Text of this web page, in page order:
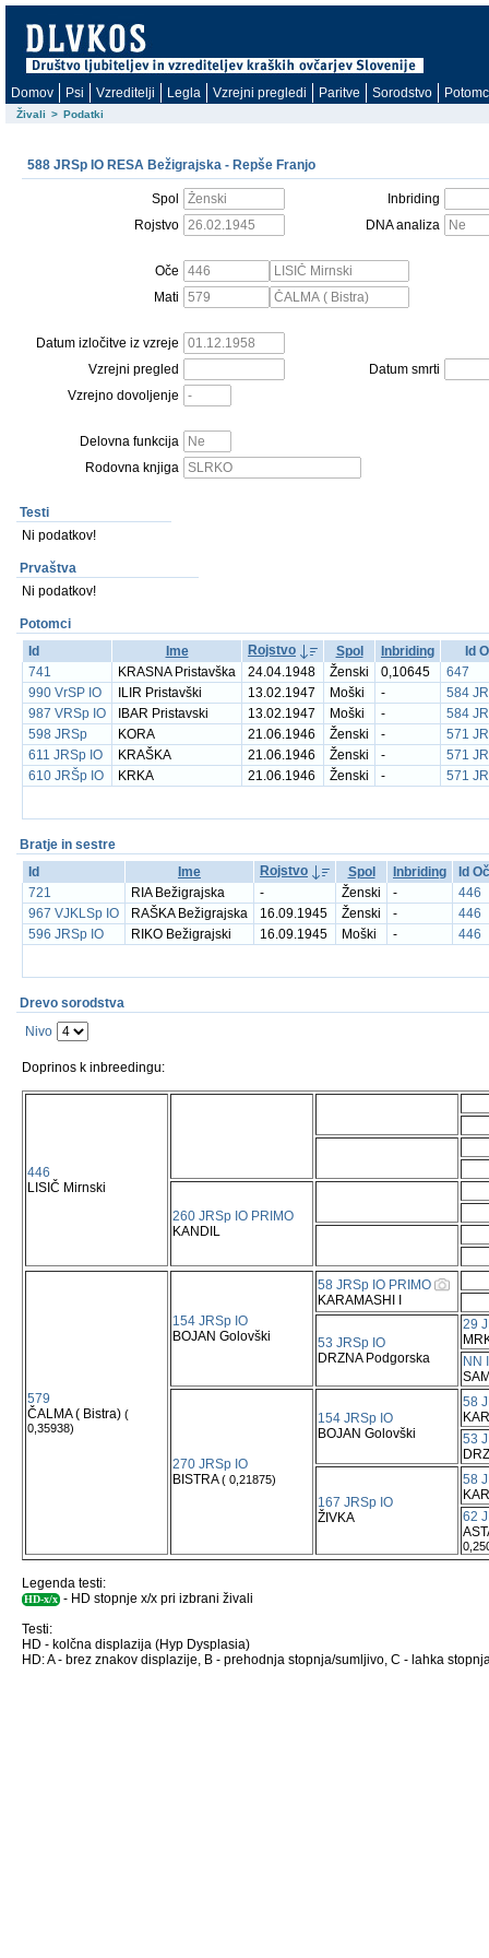
Domov Psi Vzreditelji Legla Vzrejni pregledi Paritve Sorodstvo
Živali > Podatki
588 JRSp IO RESA Bežigrajska - Repše Franjo
Spol
Inbriding
Rojstvo
DNA analiza
Oče
Mati
Datum izločitve iz vzreje
Vzrejni pregled
Datum smrti
Vzrejno dovoljenje
Delovna funkcija
Rodovna knjiga
Testi
Ni podatkov!
Prvaštva
Ni podatkov!
Potomci
Id
Ime Rojstvo Spol Inbriding
Id
741
KRASNA Pristavška 24.04.1948 Ženski 0,10645
647
990 VrSP IO
ILIR Pristavški 13.02.1947 Moški -
584
987 VRSp IO
IBAR Pristavski 13.02.1947 Moški -
584
598 JRSp
KORA 21.06.1946 Ženski -
571
611 JRSp IO
KRAŠKA 21.06.1946 Ženski -
571
610 JRŠp IO
KRKA 21.06.1946 Ženski - 571
Bratje in sestre
Id
Ime Rojstvo Spol Inbriding
Id
721
RIA Bežigrajska - Ženski -
446
967 VJKLSp IO
RAŠKA Bežigrajska 16.09.1945 Ženski -
446
596 JRSp IO
RIKO Bežigrajski 16.09.1945 Moški - 446
Drevo sorodstva
Nivo
Doprinos k inbreedingu:
446
LISIČ Mirnski
260 JRSp IO PRIMO
KANDIL
579
ČALMA ( Bistra) (
0,35938)
154 JRSp IO
BOJAN Golovški
58 JRSp IO PRIMO
KARAMASHI I
53 JRSp IO
DRZNA Podgorska
29
NN
270 JRSp IO
BISTRA( 0,21875)
154 JRSp IO
BOJAN Golovški
58
53
167 JRSp IO
ŽIVKA
58
62
Legenda testi:
HD-x/x - HD stopnje x/x pri izbrani živali
Testi:
HD - kolčna displazija (Hyp Dysplasia)
HD: A - brez znakov displazije, B - prehodnja stopnja/sumljivo, C - lahka